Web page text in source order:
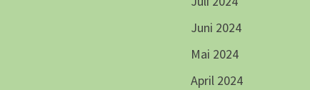
Juni 2024
Mai 2024
April 2024